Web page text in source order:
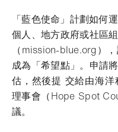
「藍色使命」計劃如何
個人、地方政府或社區
（mission-blue.org）
成為「希望點」。申請
估，然後提 交給由海
理事會（Hope Spot
議。